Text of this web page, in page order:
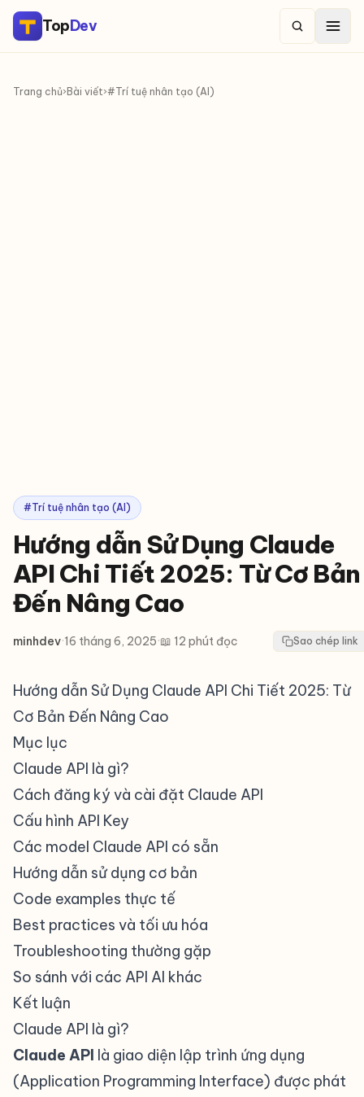
TopDev
Trang chủ› Bài viết›#Trí tuệ nhân tạo (AI)
#Trí tuệ nhân tạo (AI)
Hướng dẫn Sử Dụng Claude
API Chi Tiết 2025: Từ Cơ Bản
Đến Nâng Cao
minhdev·16 tháng 6, 2025·📖 12 phút đọc Sao chép link
Hướng dẫn Sử Dụng Claude API Chi Tiết 2025: Từ
Cơ Bản Đến Nâng Cao
Mục lục
Claude API là gì?
Cách đăng ký và cài đặt Claude API
Cấu hình API Key
Các model Claude API có sẵn
Hướng dẫn sử dụng cơ bản
Code examples thực tế
Best practices và tối ưu hóa
Troubleshooting thường gặp
So sánh với các API AI khác
Kết luận
Claude API là gì?
Claude API là giao diện lập trình ứng dụng
(Application Programming Interface) được phát